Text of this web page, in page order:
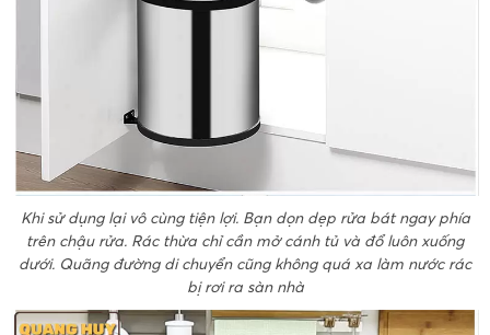
Khi sử dụng lại vô cùng tiện lợi. Bạn dọn dẹp rửa bát ngay phía
trên chậu rửa. Rác thừa chỉ cần mở cánh tủ và đổ luôn xuống
dưới. Quãng đường di chuyển cũng không quá xa làm nước rác
bị rơi ra sàn nhà